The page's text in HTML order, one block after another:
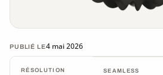
PUBLIÉ LE4 mai 2026
RÉSOLUTION SEAMLESS